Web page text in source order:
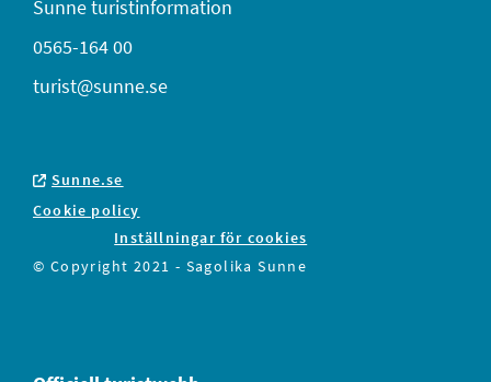
Sunne turistinformation
0565-164 00
turist@sunne.se
Sunne.se
Cookie policy
Inställningar för cookies
© Copyright 2021 - Sagolika Sunne